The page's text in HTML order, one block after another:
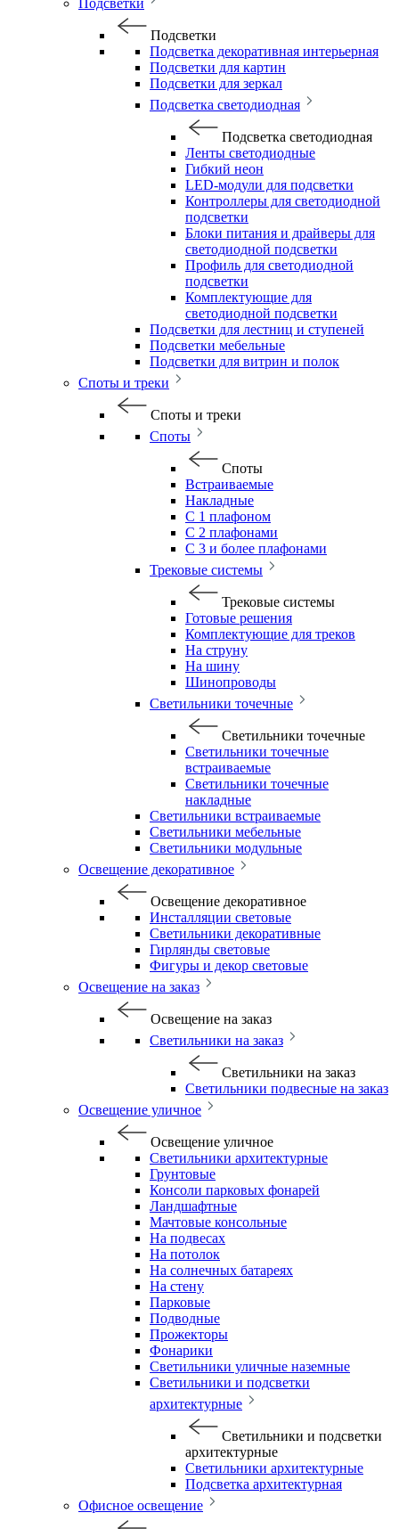
Подсветки
Подсветки
Подсветка декоративная интерьерная
Подсветки для картин
Подсветки для зеркал
Подсветка светодиодная
Подсветка светодиодная
Ленты светодиодные
Гибкий неон
LED-модули для подсветки
Контроллеры для светодиодной
подсветки
Блоки питания и драйверы для
светодиодной подсветки
Профиль для светодиодной
подсветки
Комплектующие для
светодиодной подсветки
Подсветки для лестниц и ступеней
Подсветки мебельные
Подсветки для витрин и полок
Споты и треки
Споты и треки
Споты
Споты
Встраиваемые
Накладные
С 1 плафоном
С 2 плафонами
С 3 и более плафонами
Трековые системы
Трековые системы
Готовые решения
Комплектующие для треков
На струну
На шину
Шинопроводы
Светильники точечные
Светильники точечные
Светильники точечные
встраиваемые
Светильники точечные
накладные
Светильники встраиваемые
Светильники мебельные
Светильники модульные
Освещение декоративное
Освещение декоративное
Инсталляции световые
Светильники декоративные
Гирлянды световые
Фигуры и декор световые
Освещение на заказ
Освещение на заказ
Светильники на заказ
Светильники на заказ
Светильники подвесные на заказ
Освещение уличное
Освещение уличное
Светильники архитектурные
Грунтовые
Консоли парковых фонарей
Ландшафтные
Мачтовые консольные
На подвесах
На потолок
На солнечных батареях
На стену
Парковые
Подводные
Прожекторы
Фонарики
Светильники уличные наземные
Светильники и подсветки
архитектурные
Светильники и подсветки
архитектурные
Светильники архитектурные
Подсветка архитектурная
Офисное освещение